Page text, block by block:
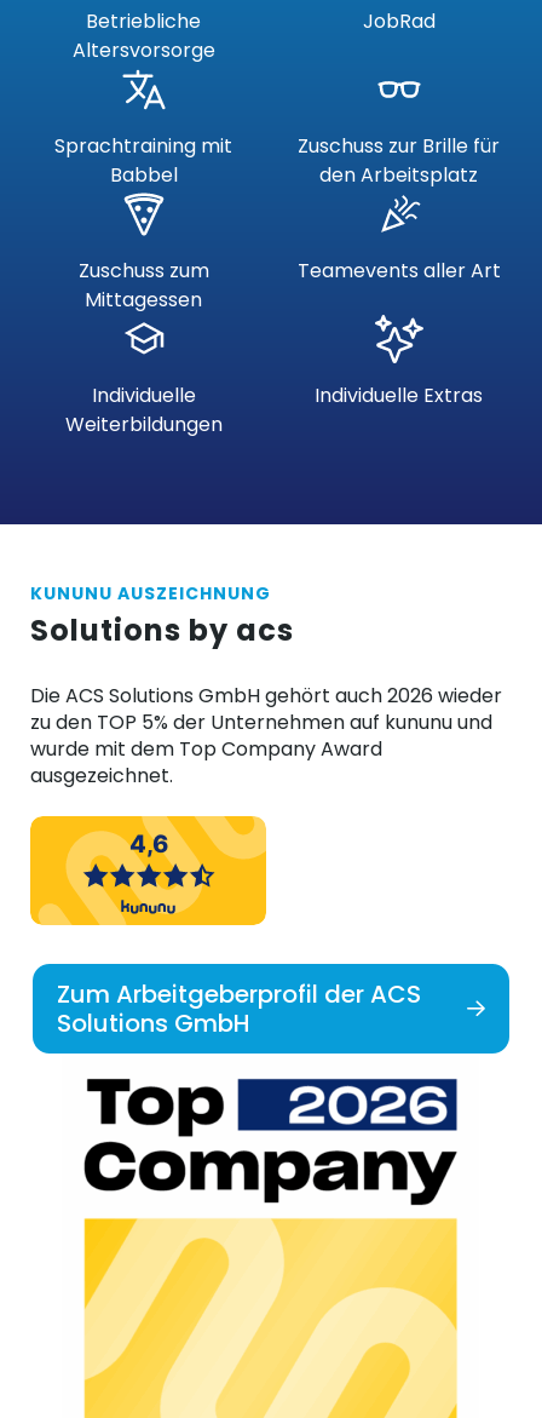
Betriebliche
Altersvorsorge
JobRad
Sprachtraining mit
Babbel
Zuschuss zur Brille für
den Arbeitsplatz
Zuschuss zum
Mittagessen
Teamevents aller Art
Individuelle
Weiterbildungen
Individuelle Extras
KUNUNU AUSZEICHNUNG
Solutions by acs
Die ACS Solutions GmbH gehört auch 2026 wieder
zu den TOP 5% der Unternehmen auf kununu und
wurde mit dem Top Company Award
ausgezeichnet.
Zum Arbeitgeberprofil der ACS
Solutions GmbH